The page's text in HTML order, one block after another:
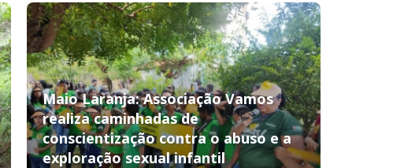
Maio Laranja: Associação Vamos
realiza caminhadas de
conscientização contra o abuso e a
exploração sexual infantil